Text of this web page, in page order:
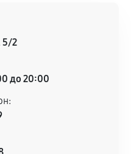
деталей
не несет.
5/2
до 20:00